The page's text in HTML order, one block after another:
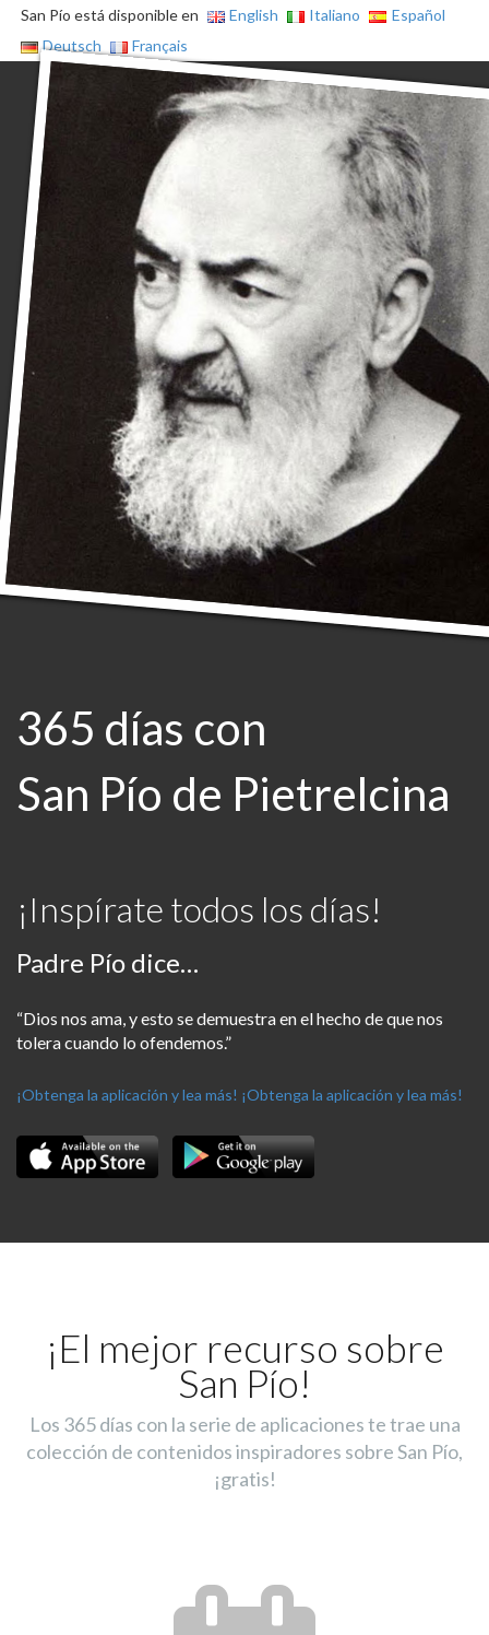
San Pío está disponible en English Italiano
Español
Deutsch
Français
365 días con
San Pío de Pietrelcina
¡Inspírate todos los días!
Padre Pío dice…
“Dios nos ama, y esto se demuestra en el hecho de que nos
tolera cuando lo ofendemos.”
¡Obtenga la aplicación y lea más! ¡Obtenga la aplicación y lea más!
¡El mejor recurso sobre
San Pío!
Los 365 días con la serie de aplicaciones te trae una
colección de contenidos inspiradores sobre San Pío,
¡gratis!